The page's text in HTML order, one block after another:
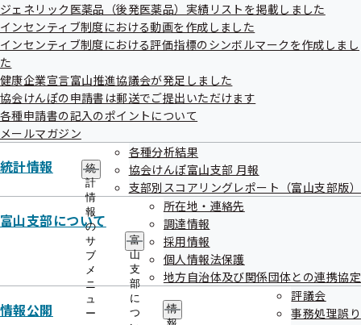
ジェネリック医薬品（後発医薬品）実績リストを掲載しました
インセンティブ制度における動画を作成しました
インセンティブ制度における評価指標のシンボルマークを作成しまし
た
健康企業宣言富山推進協議会が発足しました
協会けんぽの申請書は郵送でご提出いただけます
各種申請書の記入のポイントについて
メールマガジン
統計情報
統
計
情
報
の
サ
ブ
メ
ニ
ュ
ー
各種分析結果
協会けんぽ富山支部 月報
支部別スコアリングレポート（富山支部版）
富山支部について
富
山
支
部
に
つ
所在地・連絡先
調達情報
採用情報
個人情報法保護
地方自治体及び関係団体との連携協定
情報公開
情
評議会
事務処理誤り
郵便以外（宅配便等）をご利用の場合は、住所の記入が
必要です